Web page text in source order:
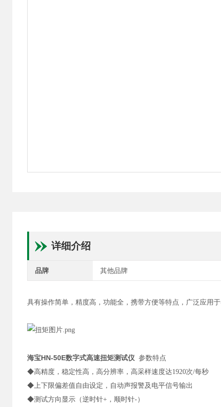
详细介绍
品牌 其他品牌
具有操作简单，精度高，功能全，携带方便等特点，广泛应用
海宝HN-50E数字式高速扭矩测试仪 参数特点
◆高精度，稳定性高，高分辨率，高采样速度达1920次/每秒
◆上下限偏差值自由设定，自动声报警及电平信号输出
◆测试方向显示（逆时针+，顺时针-）